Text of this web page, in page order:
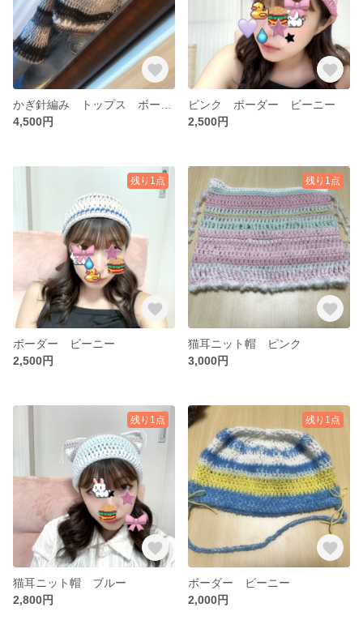
4,500円
ピンク ボーダー ビーニー
2,500円
残り1点
ボーダー ビーニー
2,500円
残り1点
猫耳ニット帽 ピンク
3,000円
残り1点
猫耳ニット帽 ブルー
2,800円
残り1点
ボーダー ビーニー
2,000円